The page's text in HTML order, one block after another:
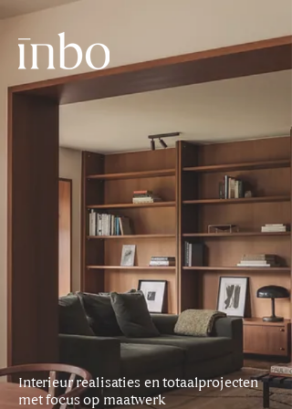
Interieur realisaties en totaalprojecten
met focus op maatwerk